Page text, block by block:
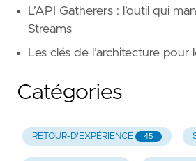
L’API Gatherers : l’outil qui
Streams
Les clés de l’architecture pour
Catégories
RETOUR-D'EXPÉRIENCE 45